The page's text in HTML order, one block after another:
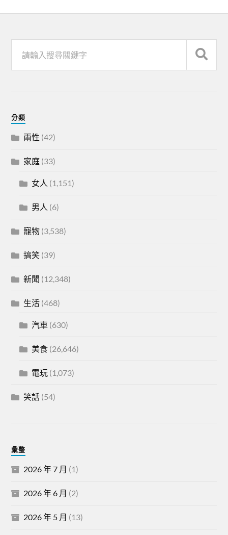
分類
兩性 (42)
家庭 (33)
女人 (1,151)
男人 (6)
寵物 (3,538)
搞笑 (39)
新聞 (12,348)
生活 (468)
汽車 (630)
美食 (26,646)
電玩 (1,073)
笑話 (54)
彙整
2026 年 7 月 (1)
2026 年 6 月 (2)
2026 年 5 月 (13)